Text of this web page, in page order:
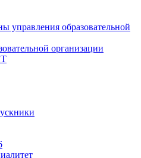
управления образовательной
организации